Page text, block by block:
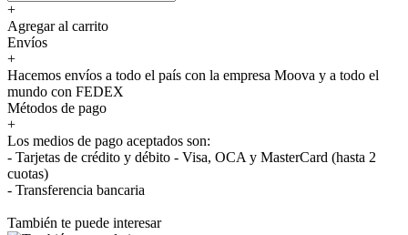
+
Agregar al carrito
Envíos
+
Hacemos envíos a todo el país con la empresa Moova y a todo el
mundo con FEDEX
Métodos de pago
+
Los medios de pago aceptados son:
- Tarjetas de crédito y débito - Visa, OCA y MasterCard (hasta 2
cuotas)
- Transferencia bancaria
También te puede interesar